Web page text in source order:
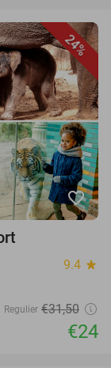
24%
favorite_border
9.4 star
Regulier €31,50
€24